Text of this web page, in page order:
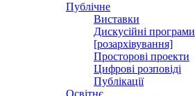
Публічне
Виставки
Дискусійні програми
[розархівування]
Просторові проекти
Цифрові розповіді
Публікації